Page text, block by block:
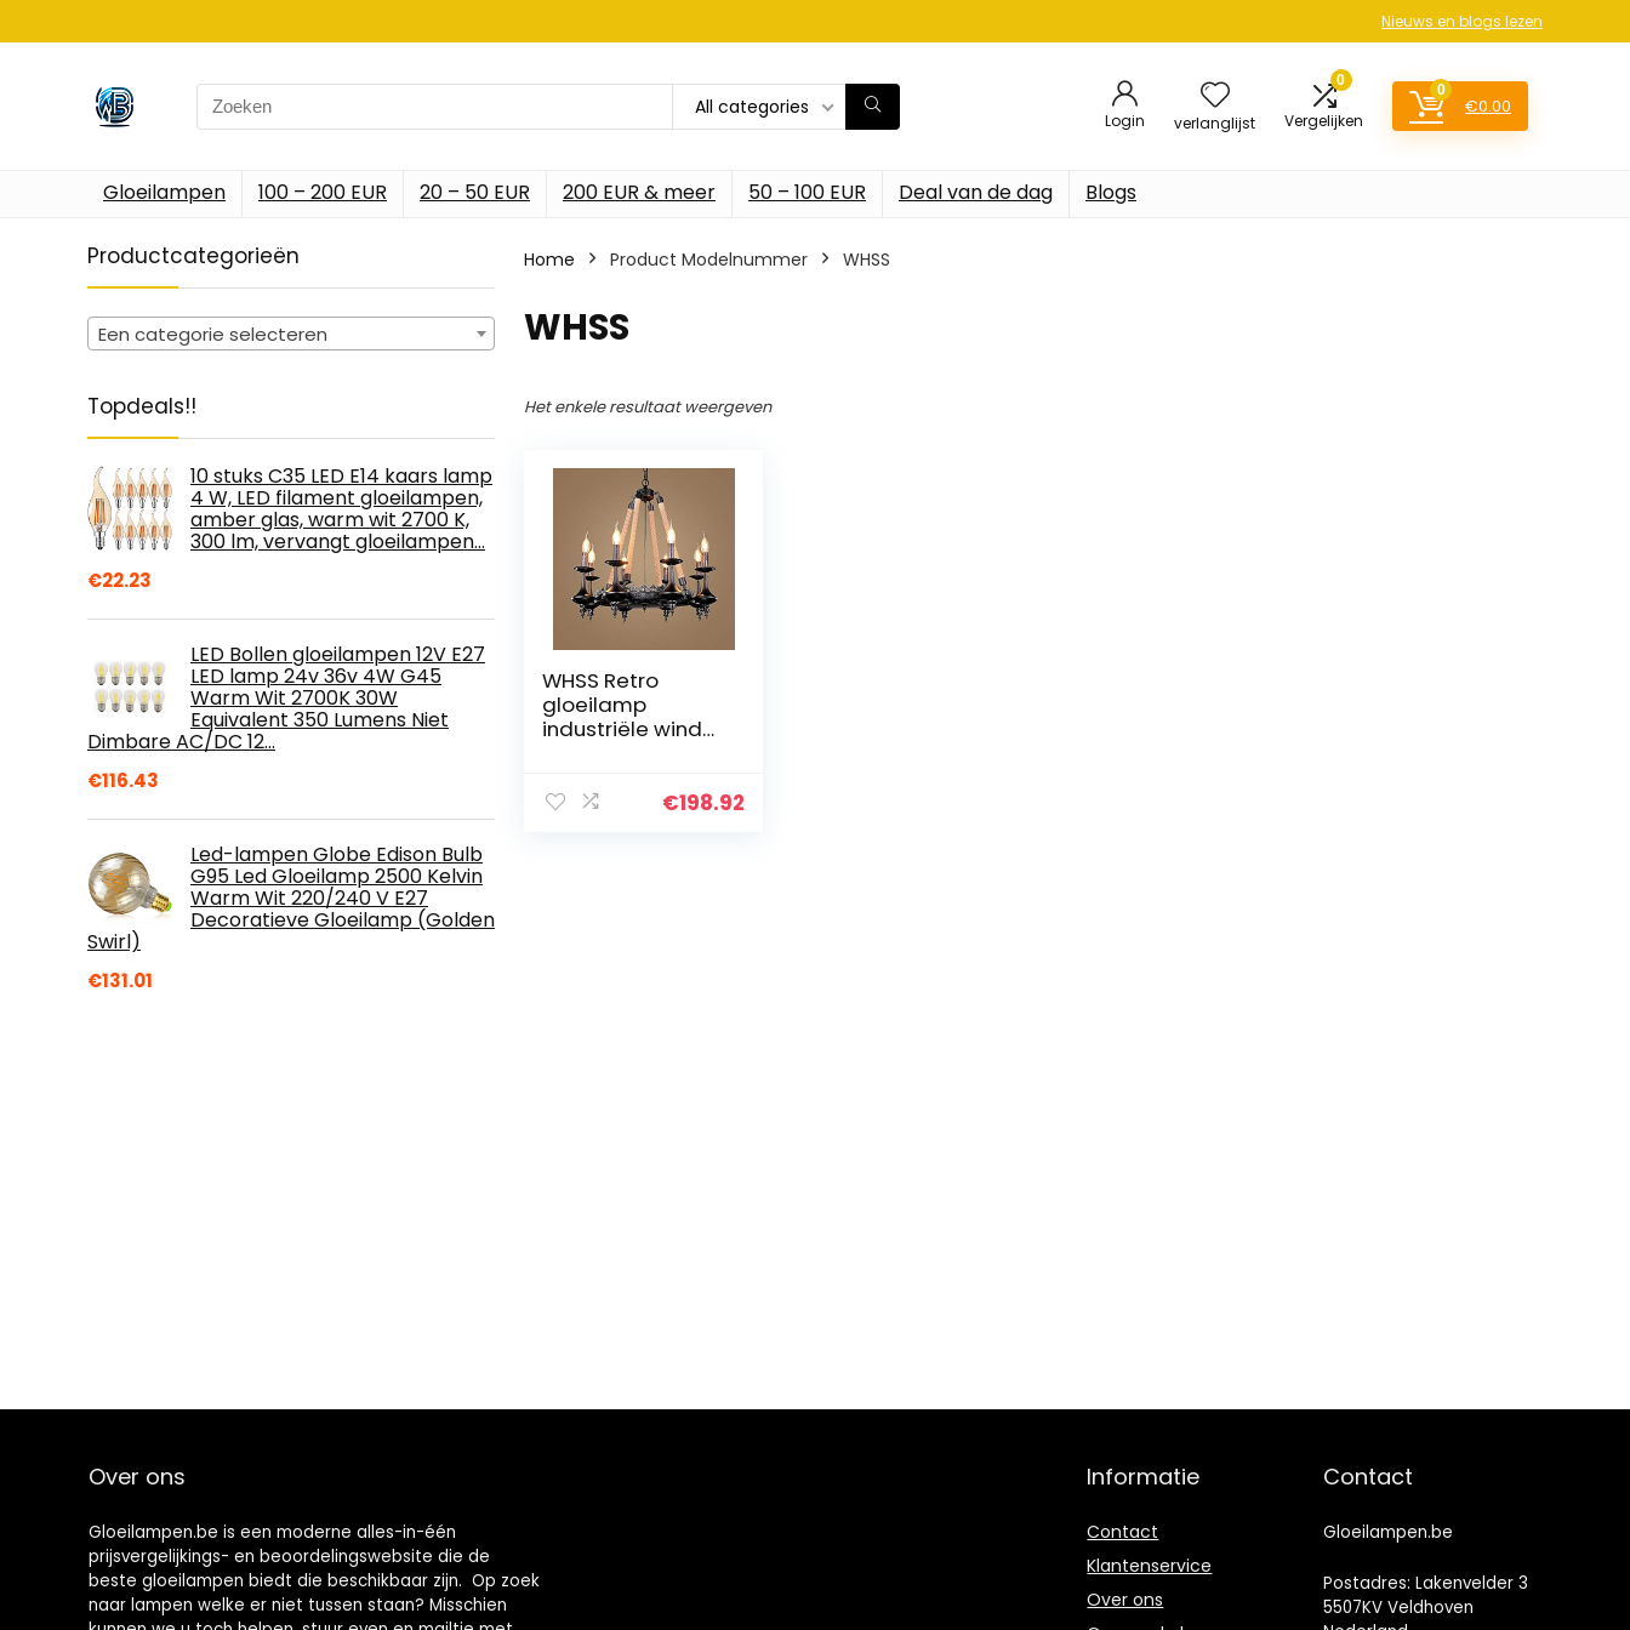
Nieuws en blogs lezen
Search
for:
All categories
Login verlanglijst
0
Vergelijken
0
€0.00
Gloeilampen 100 – 200 EUR 20 – 50 EUR 200 EUR & meer 50 – 100 EUR Deal van de dag Blogs
Productcategorieën
Een categorie selecteren
Topdeals!!
10 stuks C35 LED E14 kaars lamp
4 W, LED filament gloeilampen,
amber glas, warm wit 2700 K,
300 lm, vervangt gloeilampen…
€22.23
LED Bollen gloeilampen 12V E27
LED lamp 24v 36v 4W G45
Warm Wit 2700K 30W
Equivalent 350 Lumens Niet
Dimbare AC/DC 12…
€116.43
Led-lampen Globe Edison Bulb
G95 Led Gloeilamp 2500 Kelvin
Warm Wit 220/240 V E27
Decoratieve Gloeilamp (Golden
Swirl)
€131.01
Home Product Modelnummer ‎WHSS
‎WHSS
Het enkele resultaat weergeven
WHSS Retro
gloeilamp
industriële wind
hennep touw
€198.92
Over ons
Gloeilampen.be is een moderne alles-in-één
prijsvergelijkings- en beoordelingswebsite die de
beste gloeilampen biedt die beschikbaar zijn. Op zoek
naar lampen welke er niet tussen staan? Misschien
Informatie
Contact
Klantenservice
Over ons
Contact
Gloeilampen.be
Postadres: Lakenvelder 3
5507KV Veldhoven